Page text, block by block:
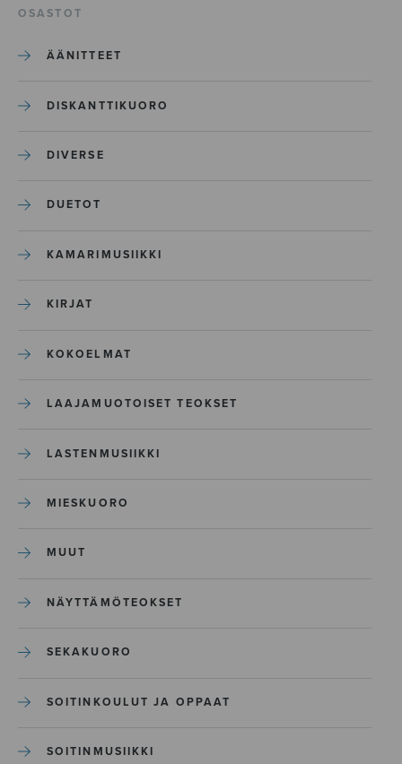
OSASTOT
ÄÄNITTEET
DISKANTTIKUORO
DIVERSE
DUETOT
KAMARIMUSIIKKI
KIRJAT
KOKOELMAT
LAAJAMUOTOISET TEOKSET
LASTENMUSIIKKI
MIESKUORO
MUUT
NÄYTTÄMÖTEOKSET
SEKAKUORO
SOITINKOULUT JA OPPAAT
SOITINMUSIIKKI